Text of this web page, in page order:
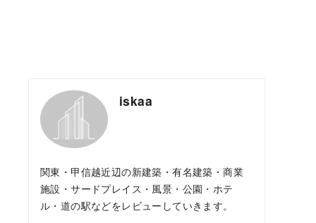
iskaa
関東・甲信越近辺の新建築・有名建築・商業
施設・サードプレイス・風景・公園・ホテ
ル・道の駅などをレビューしていきます。